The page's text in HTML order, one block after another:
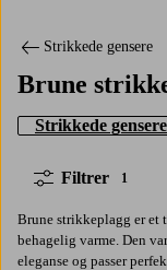
Strikkede gensere
Brune
Strikkede gensere
Filtrer 1
Brune strikkeplagg er et
behagelig varme. Den
eleganse og passer